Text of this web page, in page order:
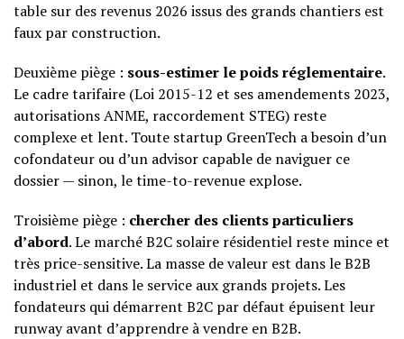
table sur des revenus 2026 issus des grands chantiers est
faux par construction.
Deuxième piège : sous-estimer le poids réglementaire.
Le cadre tarifaire (Loi 2015-12 et ses amendements 2023,
autorisations ANME, raccordement STEG) reste
complexe et lent. Toute startup GreenTech a besoin d’un
cofondateur ou d’un advisor capable de naviguer ce
dossier — sinon, le time-to-revenue explose.
Troisième piège : chercher des clients particuliers
d’abord. Le marché B2C solaire résidentiel reste mince et
très price-sensitive. La masse de valeur est dans le B2B
industriel et dans le service aux grands projets. Les
fondateurs qui démarrent B2C par défaut épuisent leur
runway avant d’apprendre à vendre en B2B.